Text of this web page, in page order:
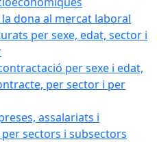
dona al mercat laboral
per sexe, edat, sector i
per sexe i edat,
per sector i per
assalariats i
sectors i subsectors